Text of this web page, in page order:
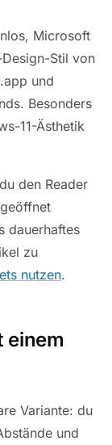
Microsoft
Stil von
und
Besonders
11-Ästhetik
den Reader
dauerhaftes
zu
nutzen.
einem
Variante: du
und